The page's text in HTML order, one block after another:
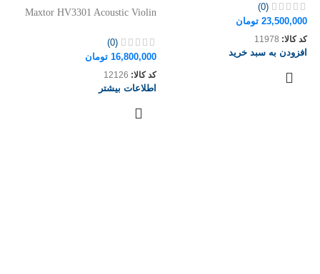
(0)
23,500,000 تومان
کد کالا: 11978
افزودن به سبد خرید
Maxtor HV3301 Acoustic Violin
(0)
16,800,000 تومان
کد کالا: 12126
اطلاعات بیشتر